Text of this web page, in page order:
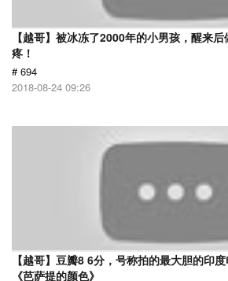
【越哥】被冰冻了2000年的小男孩，醒来
疼！
# 694
2018-08-24 09:26
【越哥】豆瓣8 6分，号称拍的最大胆的印
《芭萨提的颜色》